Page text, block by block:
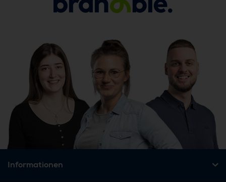
Informationen